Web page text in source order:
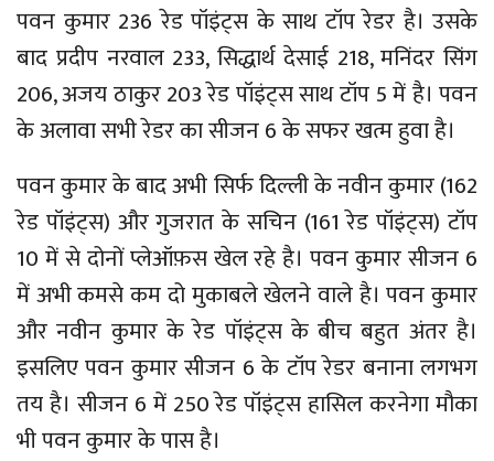
पवन कुमार 236 रेड पॉइंट्स के साथ टॉप रेडर है। उसके
बाद प्रदीप नरवाल 233, सिद्धार्थ देसाई 218, मनिंदर सिंग
206, अजय ठाकुर 203 रेड पॉइंट्स साथ टॉप 5 में है। पवन
के अलावा सभी रेडर का सीजन 6 के सफर खत्म हुवा है।
पवन कुमार के बाद अभी सिर्फ दिल्ली के नवीन कुमार (162
रेड पॉइंट्स) और गुजरात के सचिन (161 रेड पॉइंट्स) टॉप
10 में से दोनों प्लेऑफ़स खेल रहे है। पवन कुमार सीजन 6
में अभी कमसे कम दो मुकाबले खेलने वाले है। पवन कुमार
और नवीन कुमार के रेड पॉइंट्स के बीच बहुत अंतर है।
इसलिए पवन कुमार सीजन 6 के टॉप रेडर बनाना लगभग
तय है। सीजन 6 में 250 रेड पॉइंट्स हासिल करनेगा मौका
भी पवन कुमार के पास है।